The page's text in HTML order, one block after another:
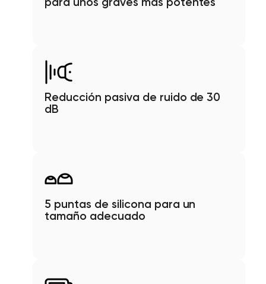
Reducción pasiva de ruido de 30
dB
5 puntas de silicona para un
tamaño adecuado